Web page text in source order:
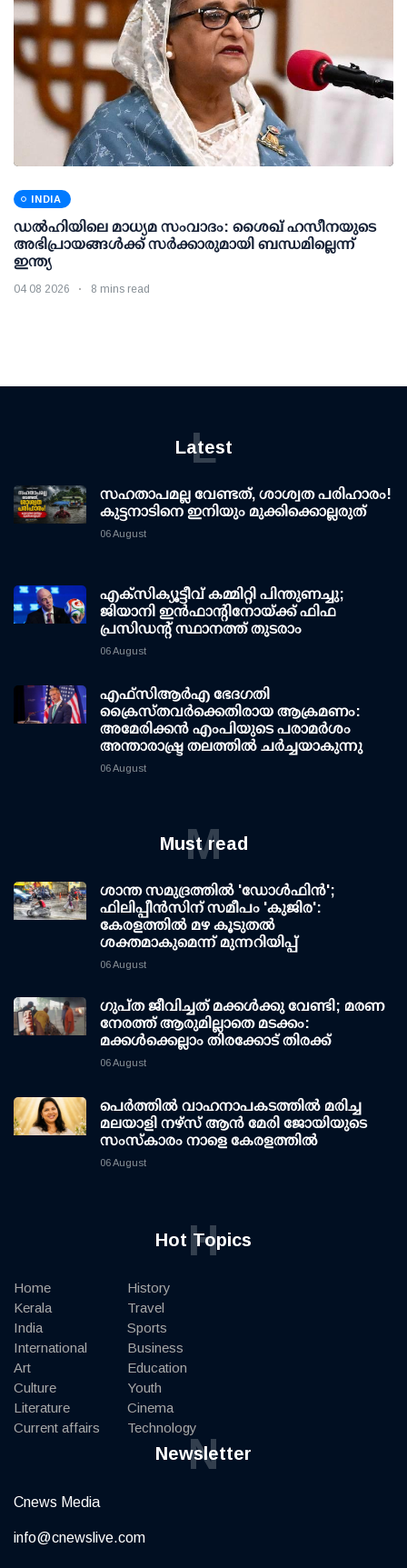
INDIA
ഡല്‍ഹിയിലെ മാധ്യമ സംവാദം: ശൈഖ് ഹസീനയുടെ
അഭിപ്രായങ്ങള്‍ക്ക് സര്‍ക്കാരുമായി ബന്ധമില്ലെന്ന്
ഇന്ത്യ
04 08 2026 8 mins read
Latest
L
സഹതാപമല്ല വേണ്ടത്, ശാശ്വത പരിഹാരം!
കുട്ടനാടിനെ ഇനിയും മുക്കിക്കൊല്ലരുത്
06 August
എക്സിക്യൂട്ടീവ് കമ്മിറ്റി പിന്തുണച്ചു;
ജിയാനി ഇന്‍ഫാന്റിനോയ്ക്ക് ഫിഫ
പ്രസിഡന്റ് സ്ഥാനത്ത് തുടരാം
06 August
എഫ്‌സി‌ആര്‍‌എ ഭേദഗതി
ക്രൈസ്തവർക്കെതിരായ ആക്രമണം:
അമേരിക്കൻ എംപിയുടെ പരാമർശം
അന്താരാഷ്ട്ര തലത്തിൽ ചർച്ചയാകുന്നു
06 August
Must read
M
ശാന്ത സമുദ്രത്തില്‍ 'ഡോള്‍ഫിന്‍';
ഫിലിപ്പീന്‍സിന് സമീപം 'കുജിര':
കേരളത്തില്‍ മഴ കൂടുതല്‍
ശക്തമാകുമെന്ന് മുന്നറിയിപ്പ്
06 August
ഗുപ്ത ജീവിച്ചത് മക്കള്‍ക്കു വേണ്ടി; മരണ
നേരത്ത് ആരുമില്ലാതെ മടക്കം:
മക്കള്‍ക്കെല്ലാം തിരക്കോട് തിരക്ക്
06 August
പെർത്തിൽ വാഹനാപകടത്തിൽ മരിച്ച
മലയാളി നഴ്സ് ആൻ മേരി ജോയിയുടെ
സംസ്കാരം നാളെ കേരളത്തിൽ
06 August
Hot Topics
H
Home
Kerala
India
International
Art
Culture
Literature
Current affairs
History
Travel
Sports
Business
Education
Youth
Cinema
Technology
Newsletter
N
Cnews Media
info@cnewslive.com